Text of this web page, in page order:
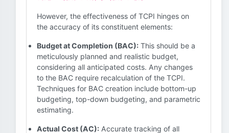
However, the effectiveness of TCPI hinges on
the accuracy of its constituent elements:
Budget at Completion (BAC): This should be a
meticulously planned and realistic budget,
considering all anticipated costs. Any changes
to the BAC require recalculation of the TCPI.
Techniques for BAC creation include bottom-up
budgeting, top-down budgeting, and parametric
estimating.
Actual Cost (AC): Accurate tracking of all